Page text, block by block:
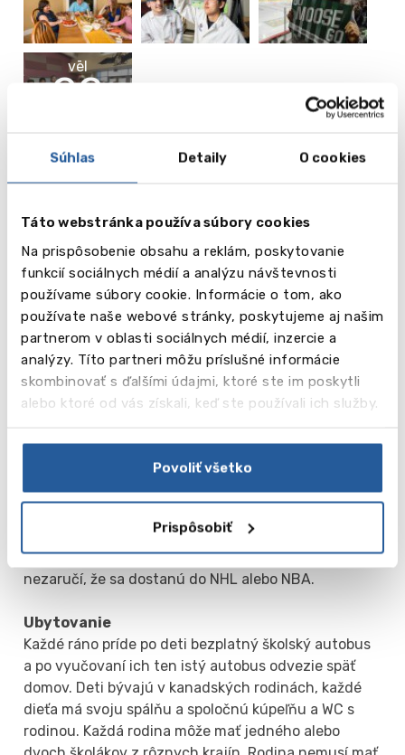
Súhlas Detaily O cookies
Táto webstránka používa súbory cookies
Na prispôsobenie obsahu a reklám, poskytovanie
funkcií sociálnych médií a analýzu návštevnosti
používame súbory cookie. Informácie o tom, ako
používate naše webové stránky, poskytujeme aj našim
partnerom v oblasti sociálnych médií, inzercie a
analýzy. Títo partneri môžu príslušné informácie
skombinovať s ďalšími údajmi, ktoré ste im poskytli
alebo ktoré od vás získali, keď ste používali ich služby.
Povoliť všetko
Prispôsobiť
vēl
22
Športové a mimoškolské aktivity
Školy ponúkajú obrovské množstvo bezplatných
má svoje profesionálne športové tímy. Samozrejme,
najpopulárnejším športom je hokej. To nie je
prekvapujúce, pretože provincia Nové Škótsko je
oficiálnym rodiskom ľadového hokeja. Každá škola
má vlastnú telocvičňu, ako aj prístup do miestnej
hokejovej arény, kde môže školský tím trénovať.
Žiaci väčšiny škôl môžu bezplatne športovať v
mestských športových areáloch (bazén, telocvičňa
a pod.). Chceli by sme upozorniť na skutočnosť, že
znamená, že dieťa sa bude môcť venovať určitému
športu (koordinátori programu vyberú školy s
príslušným športovým klubom), ale počet tréningov
Existujú príbehy o úspechu, keď si chalanov všimli
tréneri popredných športových tímov, no nikto
nezaručí, že sa dostanú do NHL alebo NBA.
Ubytovanie
Každé ráno príde po deti bezplatný školský autobus
a po vyučovaní ich ten istý autobus odvezie späť
domov. Deti bývajú v kanadských rodinách, každé
dieťa má svoju spálňu a spoločnú kúpeľňu a WC s
rodinou. Každá rodina môže mať jedného alebo